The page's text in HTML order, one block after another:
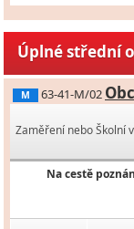
Úplné střední
M 63-41-M/02
Zaměření nebo Školní
Na cestě